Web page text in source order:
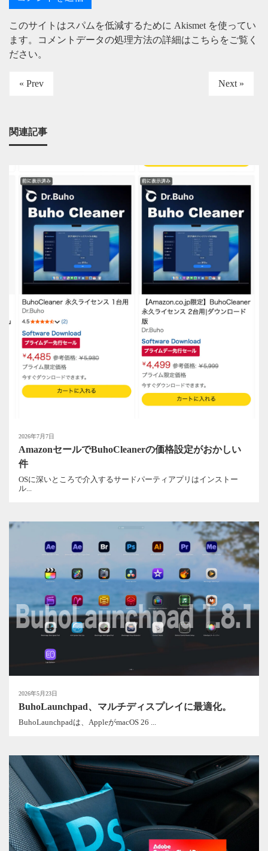
このサイトはスパムを低減するために Akismet を使ってい
ます。
コメントデータの処理方法の詳細はこちらをご覧く
ださい。
« Prev Next »
関連記事
2026年7月7日
AmazonセールでBuhoCleanerの価格設定がおかしい
件
OSに深いところで介入するサードパーティアプリはインストー
ル...
2026年5月23日
BuhoLaunchpad、マルチディスプレイに最適化。
BuhoLaunchpadは、AppleがmacOS 26 ...